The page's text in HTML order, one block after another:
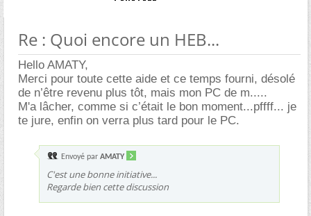
Re : Quoi encore un HEB...
Hello AMATY,
Merci pour toute cette aide et ce temps fourni, désolé
de n’être revenu plus tôt, mais mon PC de m.....
M'a lâcher, comme si c’était le bon moment...pffff... je
te jure, enfin on verra plus tard pour le PC.
Envoyé par AMATY
C'est une bonne initiative...
Regarde bien cette discussion